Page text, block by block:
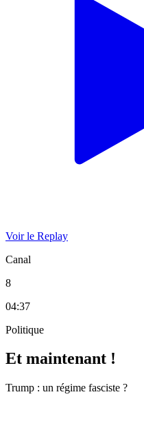
Voir le Replay
Canal
8
04:37
Politique
Et maintenant !
Trump : un régime fasciste ?